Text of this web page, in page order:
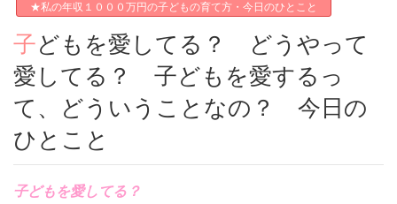
★私の年収１０００万円の子どもの育て方・今日のひとこと
子どもを愛してる？ どうやって
愛してる？ 子どもを愛するっ
て、どういうことなの？ 今日の
ひとこと
子どもを愛してる？